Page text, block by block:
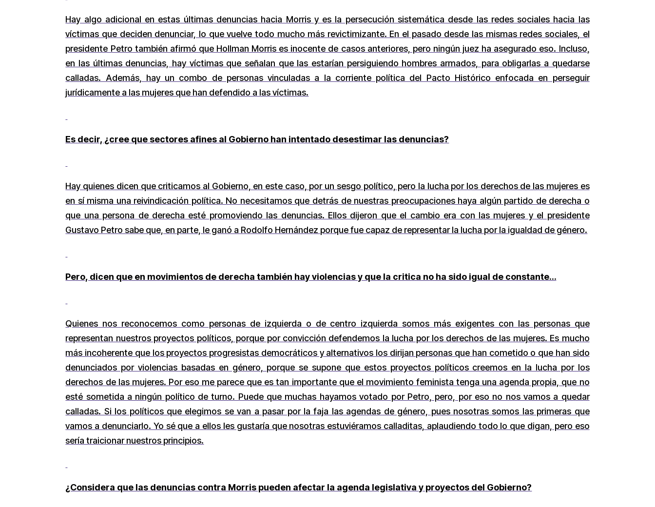
Hay algo adicional en estas últimas denuncias hacia Morris y es la persecución sistemática desde las redes sociales hacia las
víctimas que deciden denunciar, lo que vuelve todo mucho más revictimizante. En el pasado desde las mismas redes sociales, el
presidente Petro también afirmó que Hollman Morris es inocente de casos anteriores, pero ningún juez ha asegurado eso. Incluso,
en las últimas denuncias, hay víctimas que señalan que las estarían persiguiendo hombres armados, para obligarlas a quedarse
calladas. Además, hay un combo de personas vinculadas a la corriente política del Pacto Histórico enfocada en perseguir
jurídicamente a las mujeres que han defendido a las víctimas.
Es decir, ¿cree que sectores afines al Gobierno han intentado desestimar las denuncias?
Hay quienes dicen que criticamos al Gobierno, en este caso, por un sesgo político, pero la lucha por los derechos de las mujeres es
en sí misma una reivindicación política. No necesitamos que detrás de nuestras preocupaciones haya algún partido de derecha o
que una persona de derecha esté promoviendo las denuncias. Ellos dijeron que el cambio era con las mujeres y el presidente
Gustavo Petro sabe que, en parte, le ganó a Rodolfo Hernández porque fue capaz de representar la lucha por la igualdad de género.
Pero, dicen que en movimientos de derecha también hay violencias y que la critica no ha sido igual de constante…
Quienes nos reconocemos como personas de izquierda o de centro izquierda somos más exigentes con las personas que
representan nuestros proyectos políticos, porque por convicción defendemos la lucha por los derechos de las mujeres. Es mucho
más incoherente que los proyectos progresistas democráticos y alternativos los dirijan personas que han cometido o que han sido
denunciados por violencias basadas en género, porque se supone que estos proyectos políticos creemos en la lucha por los
derechos de las mujeres. Por eso me parece que es tan importante que el movimiento feminista tenga una agenda propia, que no
esté sometida a ningún político de turno. Puede que muchas hayamos votado por Petro, pero, por eso no nos vamos a quedar
calladas. Si los políticos que elegimos se van a pasar por la faja las agendas de género, pues nosotras somos las primeras que
vamos a denunciarlo. Yo sé que a ellos les gustaría que nosotras estuviéramos calladitas, aplaudiendo todo lo que digan, pero eso
sería traicionar nuestros principios.
¿Considera que las denuncias contra Morris pueden afectar la agenda legislativa y proyectos del Gobierno?